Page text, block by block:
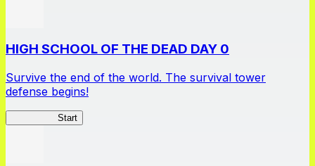
HIGH SCHOOL OF THE DEAD DAY 0
Survive the end of the world. The survival tower
defense begins!
Start